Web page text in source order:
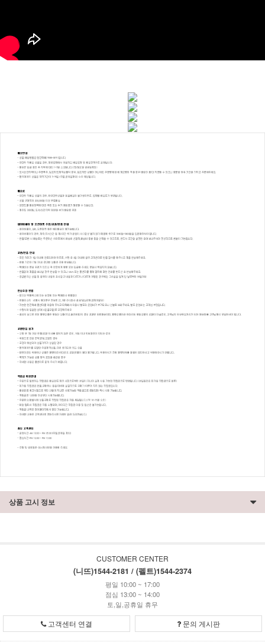
상품 고시 정보
CUSTOMER CENTER
(니뜨)1544-2181 / (펠트)1544-2374
평일 10:00 ~ 17:00
점심 13:00 ~ 14:00
토,일,공휴일 휴무
고객센터 연결 문의 게시판